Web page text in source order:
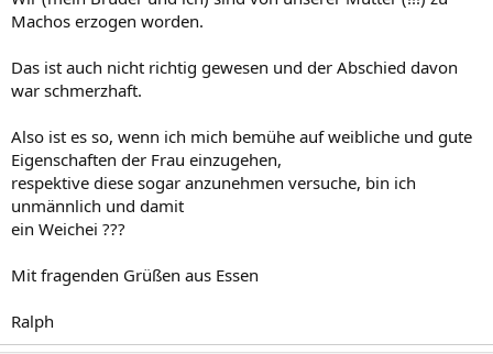
Machos erzogen worden.
Das ist auch nicht richtig gewesen und der Abschied davon
war schmerzhaft.
Also ist es so, wenn ich mich bemühe auf weibliche und gute
Eigenschaften der Frau einzugehen,
respektive diese sogar anzunehmen versuche, bin ich
unmännlich und damit
ein Weichei ???
Mit fragenden Grüßen aus Essen
Ralph